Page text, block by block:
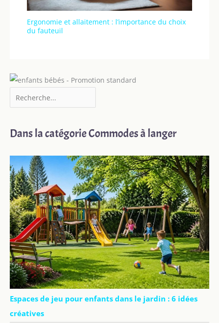
Ergonomie et allaitement : l’importance du choix
du fauteuil
Dans la catégorie Commodes à langer
Espaces de jeu pour enfants dans le jardin : 6 idées
créatives